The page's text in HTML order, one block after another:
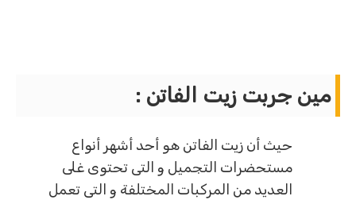
مين جربت زيت الفاتن :
حيث أن زيت الفاتن هو أحد أشهر أنواع
مستحضرات التجميل و التى تحتوى غلى
العديد من المركبات المختلفة و التى تعمل